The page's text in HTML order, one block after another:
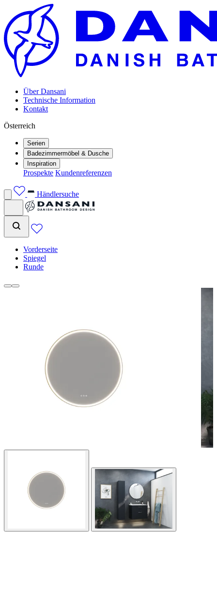
Über Dansani
Technische Information
Kontakt
Österreich
Serien
Badezimmermöbel & Dusche
Inspiration
Prospekte Kundenreferenzen
Händlersuche
Vorderseite
Spiegel
Runde